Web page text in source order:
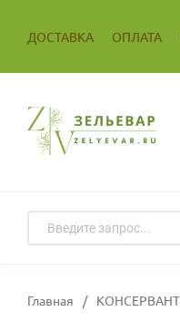
ДОСТАВКА ОПЛАТА
Главная /